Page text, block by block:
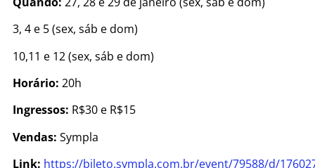
3, 4 e 5 (sex, sáb e dom)
10,11 e 12 (sex, sáb e dom)
Horário: 20h
Ingressos: R$30 e R$15
Vendas: Sympla
Link: https://bileto.sympla.com.br/event/79588/d/